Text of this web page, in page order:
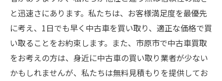
と迅速さにあります。私たちは、お客様満足度を最優先
に考え、1日でも早く中古車を買い取り、適正な価格で買
い取ることをお約束します。また、市原市で中古車買取
をお考えの方は、身近に中古車の買い取り業者が少ない
かもしれませんが、私たちは無料見積もりを提供してお